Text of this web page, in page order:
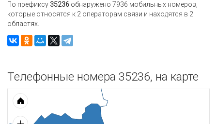
По префиксу 35236 обнаружено 7936 мобильных номеров,
которые относятся к 2 операторам связи и находятся в 2
областях.
Телефонные номера 35236, на карте